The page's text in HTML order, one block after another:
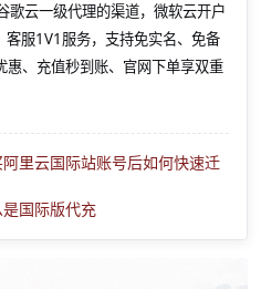
歌云一级代理的渠道，微软云开户
服1V1服务，支持免实名、免备
、充值秒到账、官网下单享双重
里云国际站账号后如何快速迁
国际版代充